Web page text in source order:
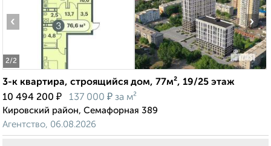
2/2
‹ ›
3-к квартира, строящийся дом, 77м², 19/25 этаж
10 494 200 ₽ 137 000 ₽ за м²
Кировский район, Семафорная 389
Агентство, 06.08.2026